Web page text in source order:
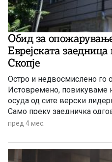
Обид за
Еврејската заедница
Скопје
Остро и недвосмислено го
Истовремено, повикуваме
осуда од сите верски
Само преку заедничка
да обезбедиме ваквите
пред 4 мес.